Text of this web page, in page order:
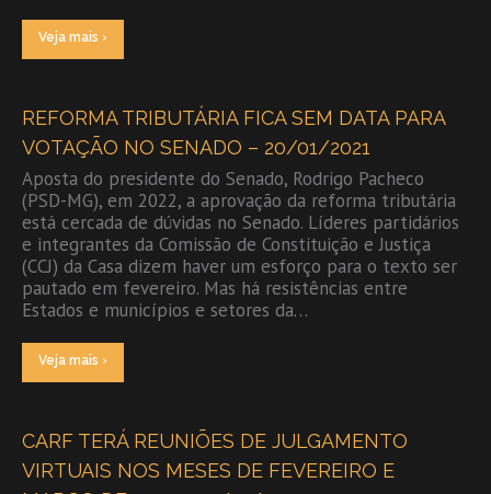
Veja mais ›
REFORMA TRIBUTÁRIA FICA SEM DATA PARA
VOTAÇÃO NO SENADO – 20/01/2021
Aposta do presidente do Senado, Rodrigo Pacheco
(PSD-MG), em 2022, a aprovação da reforma tributária
está cercada de dúvidas no Senado. Líderes partidários
e integrantes da Comissão de Constituição e Justiça
(CCJ) da Casa dizem haver um esforço para o texto ser
pautado em fevereiro. Mas há resistências entre
Estados e municípios e setores da…
Veja mais ›
CARF TERÁ REUNIÕES DE JULGAMENTO
VIRTUAIS NOS MESES DE FEVEREIRO E